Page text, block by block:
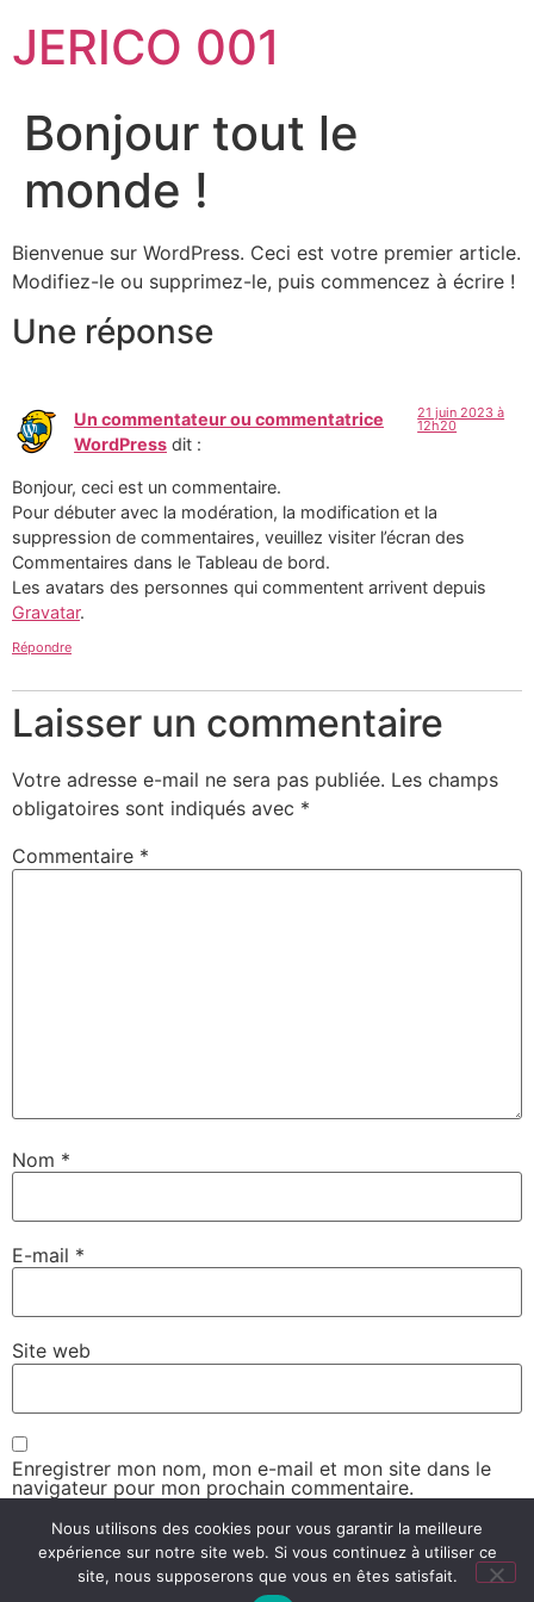
JERICO 001
Bonjour tout le
monde !
Bienvenue sur WordPress. Ceci est votre premier article.
Modifiez-le ou supprimez-le, puis commencez à écrire !
Une réponse
Un commentateur ou commentatrice
WordPress dit :
21 juin 2023 à
12h20
Bonjour, ceci est un commentaire.
Pour débuter avec la modération, la modification et la
suppression de commentaires, veuillez visiter l’écran des
Commentaires dans le Tableau de bord.
Les avatars des personnes qui commentent arrivent depuis
Gravatar.
Répondre
Laisser un commentaire
Votre adresse e-mail ne sera pas publiée. Les champs
obligatoires sont indiqués avec *
Commentaire *
Nom *
E-mail *
Site web
Enregistrer mon nom, mon e-mail et mon site dans le
navigateur pour mon prochain commentaire.
Nous utilisons des cookies pour vous garantir la meilleure
expérience sur notre site web. Si vous continuez à utiliser ce
site, nous supposerons que vous en êtes satisfait.